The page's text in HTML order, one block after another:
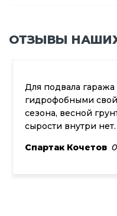
ОТЗЫВЫ
Для подвала гаража
гидрофобными
сезона, весной
сырости внутри нет.
Спартак Кочетов